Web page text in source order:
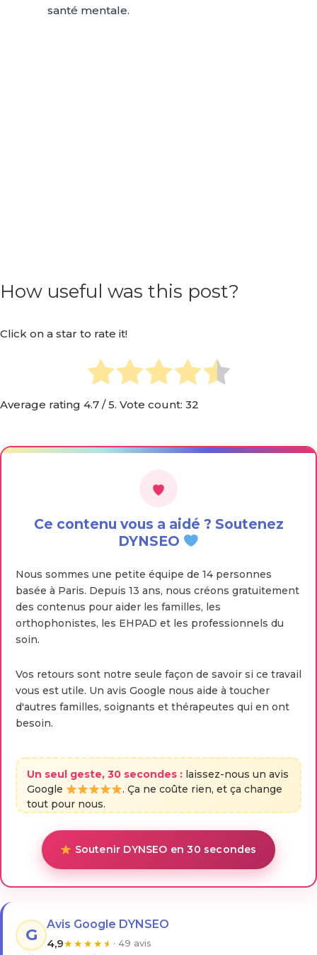
santé mentale.
How useful was this post?
Click on a star to rate it!
Average rating 4.7 / 5. Vote count: 32
Ce contenu vous a aidé ? Soutenez
DYNSEO
Nous sommes une petite équipe de 14 personnes
basée à Paris. Depuis 13 ans, nous créons gratuitement
des contenus pour aider les familles, les
orthophonistes, les EHPAD et les professionnels du
soin.
Vos retours sont notre seule façon de savoir si ce travail
vous est utile. Un avis Google nous aide à toucher
d'autres familles, soignants et thérapeutes qui en ont
besoin.
Un seul geste, 30 secondes : laissez-nous un avis
Google
. Ça ne coûte rien, et ça change
tout pour nous.
Soutenir DYNSEO en 30 secondes
G
Avis Google DYNSEO
4,9★★★★★ · 49 avis